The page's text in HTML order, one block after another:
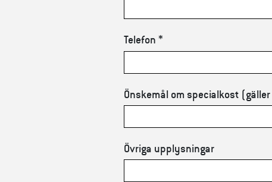
Telefon *
Önskemål om specialkost
Övriga upplysningar